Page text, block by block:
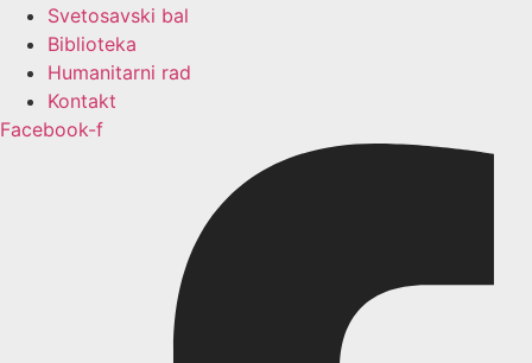
Svetosavski bal
Biblioteka
Humanitarni rad
Kontakt
Facebook-f